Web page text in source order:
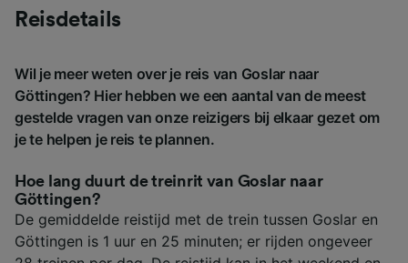
Reisdetails
Wil je meer weten over je reis van Goslar naar
Göttingen? Hier hebben we een aantal van de meest
gestelde vragen van onze reizigers bij elkaar gezet om
je te helpen je reis te plannen.
Hoe lang duurt de treinrit van Goslar naar
Göttingen?
De gemiddelde reistijd met de trein tussen Goslar en
Göttingen is 1 uur en 25 minuten; er rijden ongeveer